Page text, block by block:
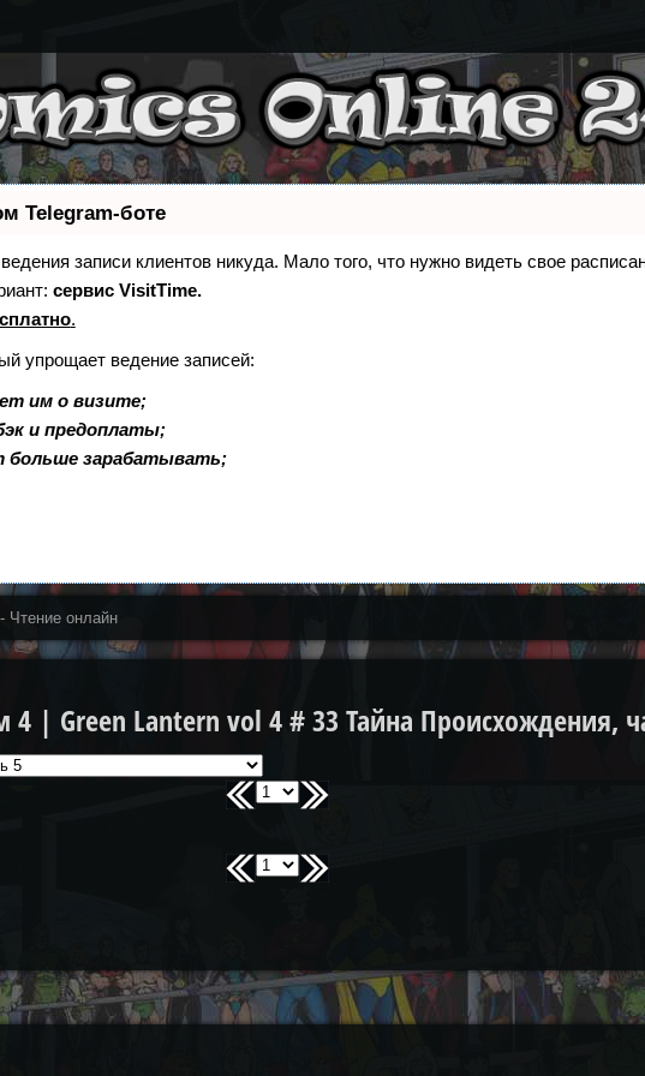
Telegram-боте
записи клиентов никуда. Мало того, что нужно видеть свое
сервис VisitTime.
.
упрощает ведение записей:
им о визите;
и предоплаты;
больше зарабатывать;
Чтение онлайн
| Green Lantern vol 4 # 33 Тайна Происхождения,